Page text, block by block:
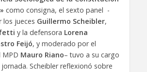
como consigna, el sexto panel -
jueces Guillermo Scheibler,
y la defensora Lorena
Feijó, y moderado por el
MPD Mauro Riano– tuvo a su cargo
Scheibler reflexionó sobre